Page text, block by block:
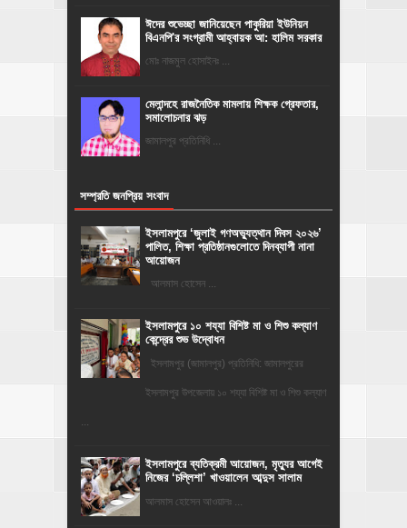
ঈদের শুভেচ্ছা জানিয়েছেন পাকুরিয়া ইউনিয়ন
বিএনপি'র সংগ্রামী আহ্বায়ক আ: হালিম সরকার
মোঃ নাজমুল হোসাইনঃ ...
মেলান্দহে রাজনৈতিক মামলায় শিক্ষক গ্রেফতার,
সমালোচনার ঝড়
জামালপুর প্রতিনিধি ...
সম্প্রতি জনপ্রিয় সংবাদ
‎ইসলামপুরে ‘জুলাই গণঅভ্যুত্থান দিবস ২০২৬’
পালিত, শিক্ষা প্রতিষ্ঠানগুলোতে দিনব্যাপী নানা
আয়োজন
‎​আলমাস হোসেন ...
ইসলামপুরে ১০ শয্যা বিশিষ্ট মা ও শিশু কল্যাণ
কেন্দ্রের শুভ উদ্বোধন
ইসলামপুর (জামালপুর) প্রতিনিধি: জামালপুরের
ইসলামপুর উপজেলায় ১০ শয্যা বিশিষ্ট মা ও শিশু কল্যাণ
...
‎ইসলামপুরে ব্যতিক্রমী আয়োজন, মৃত্যুর আগেই
নিজের ‘চল্লিশা’ খাওয়ালেন আব্দুস সালাম
আলমাস হোসেন আওয়ালঃ ...